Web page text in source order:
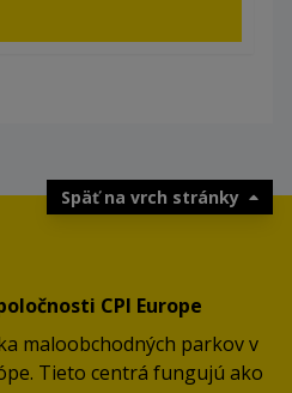
Späť na vrch stránky
CPI Europe
maloobchodných parkov v
Tieto centrá fungujú ako